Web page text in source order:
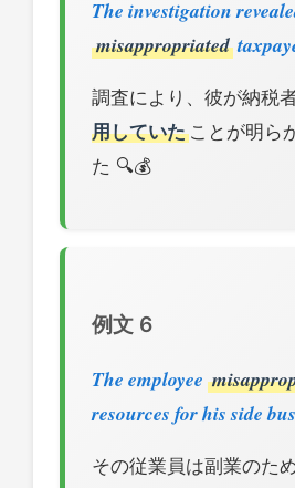
The investigation
misappropriated
調査により、彼が納税
用していた ことが明ら
た 🔍💰
例文 6
The employee
resources for his side
その従業員は副業のた